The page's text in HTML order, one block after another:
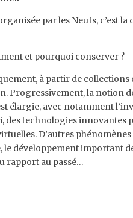
par les Neufs, c’est
et pourquoi conserver ?
à partir de
Progressivement, la notion
élargie, avec notamment
des technologies innovantes
D’autres phénomènes
le développement important
rapport au passé…